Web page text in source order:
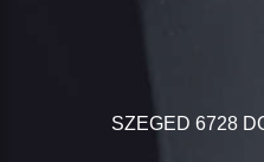
SZEGED 6728